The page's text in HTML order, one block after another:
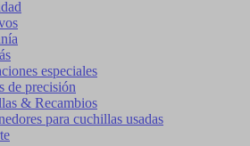
especiales
de precisión
& Recambios
para cuchillas usadas